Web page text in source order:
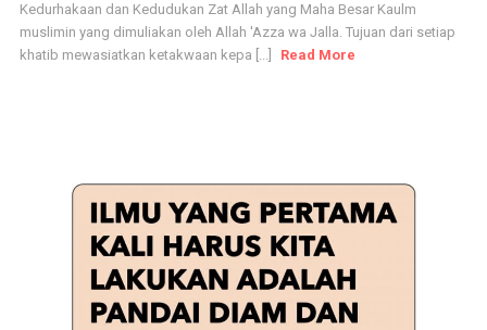
Kedurhakaan dan Kedudukan Zat Allah yang Maha Besar Kaulm
muslimin yang dimuliakan oleh Allah 'Azza wa Jalla. Tujuan dari setiap
khatib mewasiatkan ketakwaan kepa [...]
Read More